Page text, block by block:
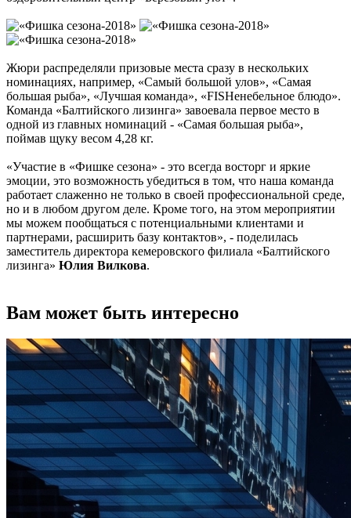
Жюри распределяли призовые места сразу в нескольких
номинациях, например, «Самый большой улов», «Самая
большая рыба», «Лучшая команда», «FISHенебельное блюдо».
Команда «Балтийского лизинга» завоевала первое место в
одной из главных номинаций - «Самая большая рыба»,
поймав щуку весом 4,28 кг.
«Участие в «Фишке сезона» - это всегда восторг и яркие
эмоции, это возможность убедиться в том, что наша команда
работает слаженно не только в своей профессиональной среде,
но и в любом другом деле. Кроме того, на этом мероприятии
мы можем пообщаться с потенциальными клиентами и
партнерами, расширить базу контактов», - поделилась
заместитель директора кемеровского филиала «Балтийского
лизинга» Юлия Вилкова.
Вам может быть интересно